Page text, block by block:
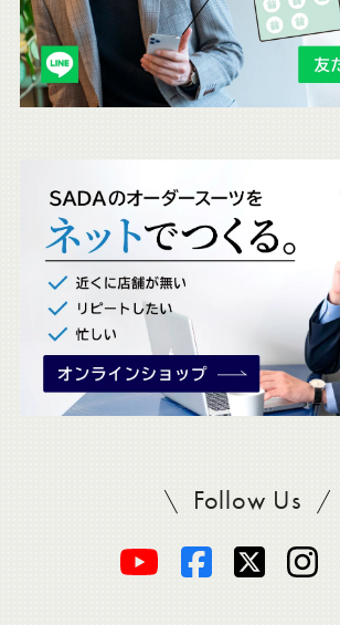
も
チ
ェ
Follow Us
SADA
オ
オ
オ